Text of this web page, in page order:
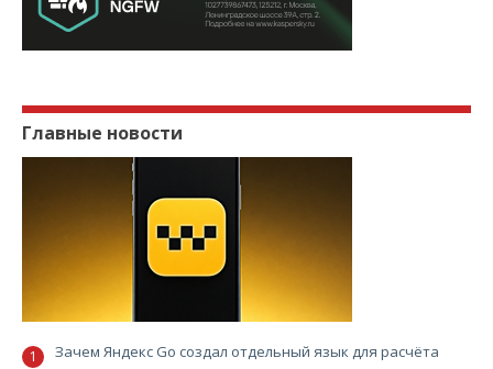
Главные новости
Зачем Яндекс Go создал отдельный язык для расчёта